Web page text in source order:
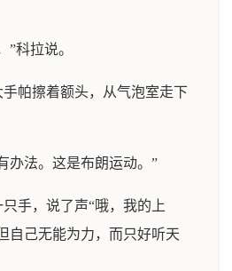
”科拉说。
手帕擦着额头，从气泡室走下
办法。这是布朗运动。”
手，说了声“哦，我的上
自己无能为力，而只好听天